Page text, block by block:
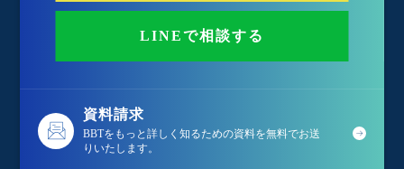
LINEで相談する
資料請求
BBTをもっと詳しく知るための資料を無料でお送
りいたします。